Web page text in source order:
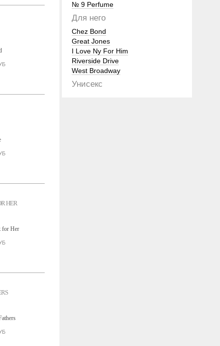
HER
№ 9 Perfume
Для него
Chez Bond
Great Jones
I Love Ny For Him
Riverside Drive
West Broadway
Унисекс